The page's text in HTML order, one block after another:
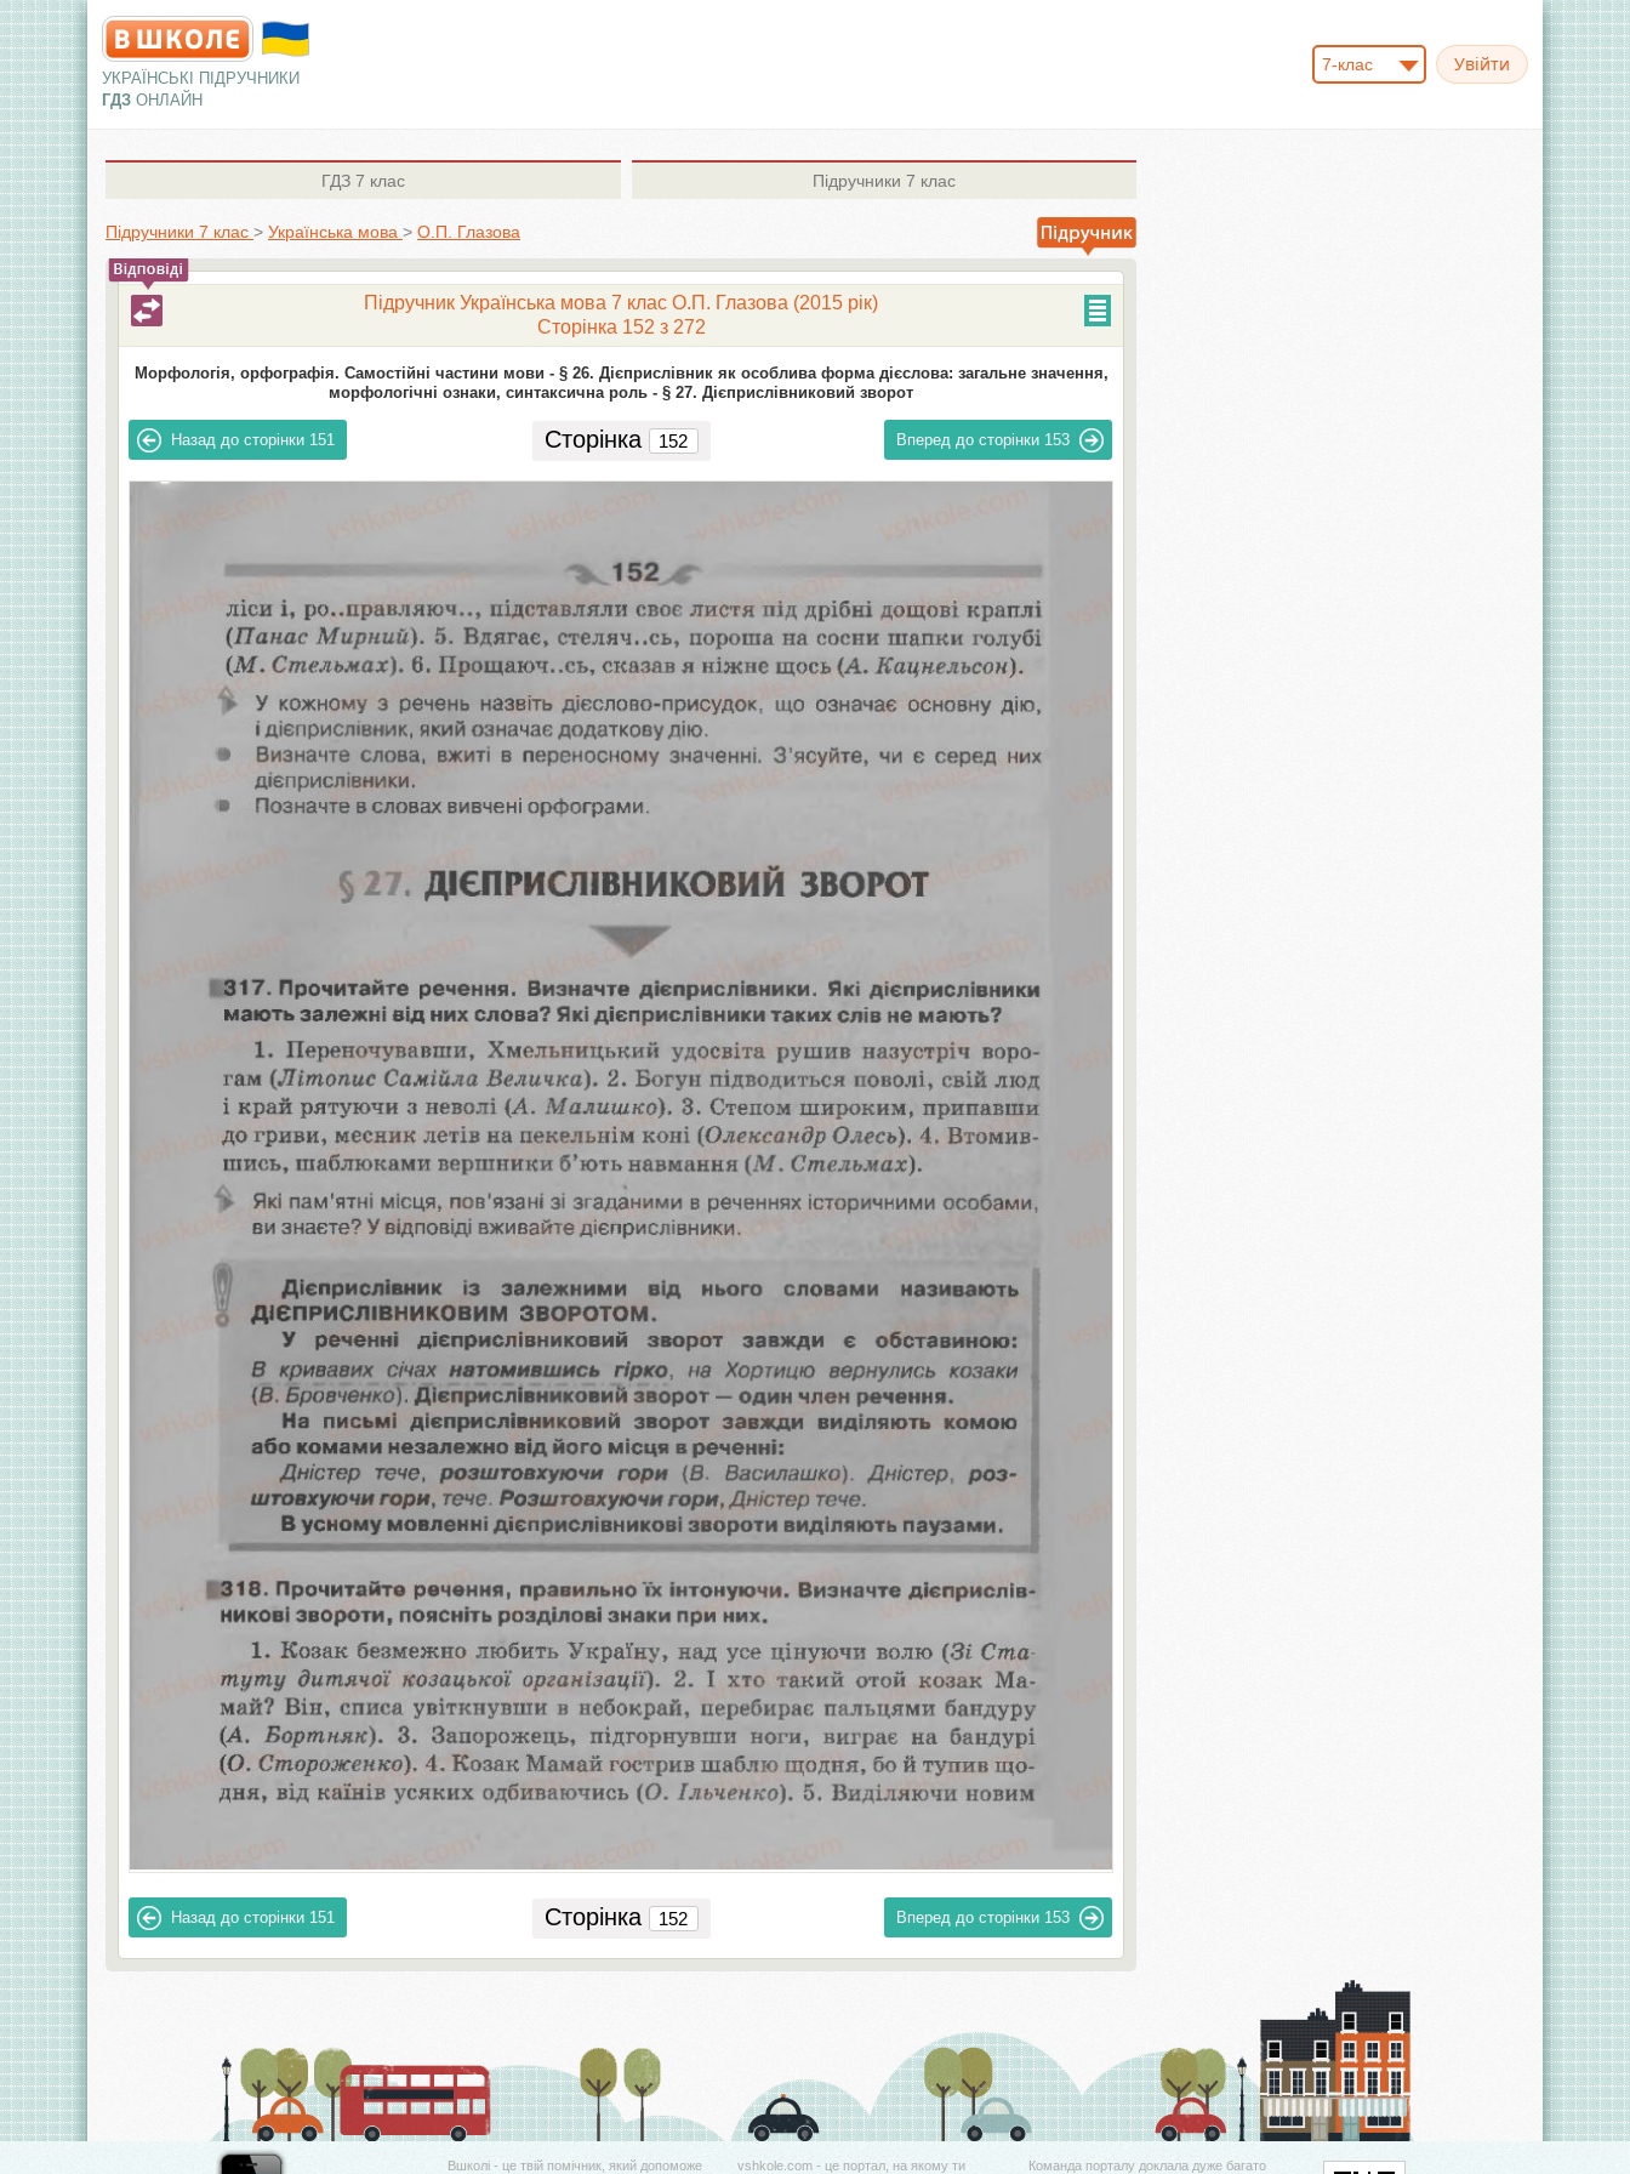
УКРАЇНСЬКІ ПІДРУЧНИКИ
ГДЗ ОНЛАЙН
7-клас
ГДЗ 7 клас Підручники 7 клас
Підручники 7 клас > Українська мова > О.П. Глазова
Підручник Українська мова 7 клас О.П. Глазова (2015 рік)
Сторінка 152 з 272
Морфологія, орфографія. Самостійні частини мови - § 26. Дієприслівник як особлива форма дієслова: загальне значення,
морфологічні ознаки, синтаксична роль - § 27. Дієприслівниковий зворот
Назад до сторінки 151 Сторінка Вперед до сторінки 153
Назад до сторінки 151 Сторінка Вперед до сторінки 153
Вшколі - це твій помічник, який допоможе vshkole.com - це портал, на якому ти Команда порталу доклала дуже багато